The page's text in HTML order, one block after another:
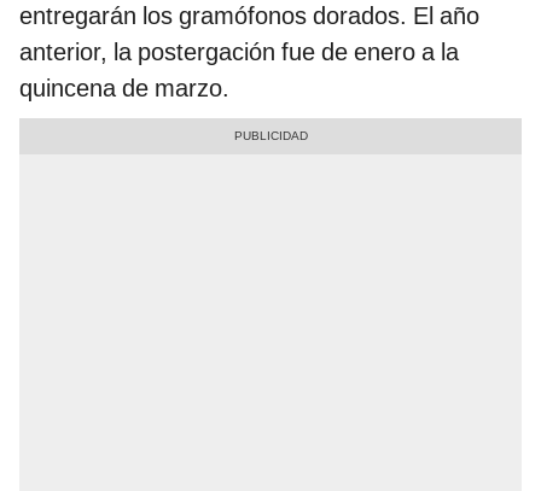
entregarán los gramófonos dorados. El año
anterior, la postergación fue de enero a la
quincena de marzo.